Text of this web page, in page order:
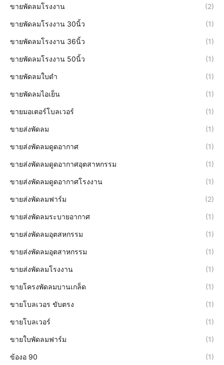
ขายพัดลมโรงงาน (2)
ขายพัดลมโรงงาน 30นิ้ว (1)
ขายพัดลมโรงงาน 36นิ้ว (1)
ขายพัดลมโรงงาน 50นิ้ว (1)
ขายพัดลมใบดำ (1)
ขายพัดลมไอเย็น (1)
ขายมอเตอร์โบลเวอร์ (1)
ขายส่งพัดลม (1)
ขายส่งพัดลมดูดอากาศ (1)
ขายส่งพัดลมดูดอากาศอุตสาหกรรม (1)
ขายส่งพัดลมดูดอากาศโรงงาน (1)
ขายส่งพัดลมฟาร์ม (2)
ขายส่งพัดลมระบายอากาศ (1)
ขายส่งพัดลมอุตสหกรรม (1)
ขายส่งพัดลมอุตสาหกรรม (1)
ขายส่งพัดลมโรงงาน (1)
ขายโครงพัดลมบานเกล็ด (1)
ขายโบลเวอร ขับตรง (1)
ขายโบลเวอร์ (1)
ขายใบพัดลมฟาร์ม (1)
ข้องอ 90 (1)